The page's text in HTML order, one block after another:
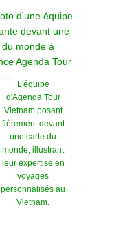
L'équipe
d'Agenda Tour
Vietnam posant
fièrement devant
une carte du
monde, illustrant
leur expertise en
voyages
personnalisés au
Vietnam.